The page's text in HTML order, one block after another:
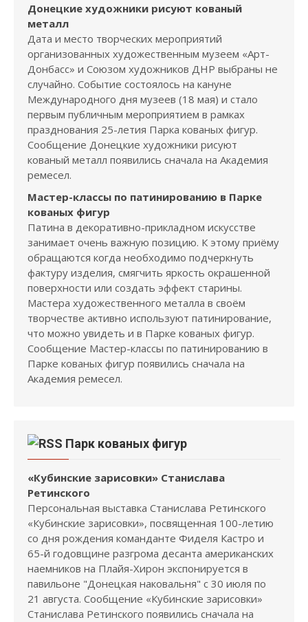
Донецкие художники рисуют кованый
металл
Дата и место творческих мероприятий
организованных художественным музеем «Арт-
Донбасс» и Союзом художников ДНР выбраны не
случайно. Событие состоялось на кануне
Международного дня музеев (18 мая) и стало
первым публичным мероприятием в рамках
празднования 25-летия Парка кованых фигур.
Сообщение Донецкие художники рисуют
кованый металл появились сначала на Академия
ремесел.
Мастер-классы по патинированию в Парке
кованых фигур
Патина в декоративно-прикладном искусстве
занимает очень важную позицию. К этому приёму
обращаются когда необходимо подчеркнуть
фактуру изделия, смягчить яркость окрашенной
поверхности или создать эффект старины.
Мастера художественного металла в своём
творчестве активно используют патинирование,
что можно увидеть и в Парке кованых фигур.
Сообщение Мастер-классы по патинированию в
Парке кованых фигур появились сначала на
Академия ремесел.
Парк кованых фигур
«Кубинские зарисовки» Станислава
Ретинского
Персональная выставка Станислава Ретинского
«Кубинские зарисовки», посвященная 100-летию
со дня рождения команданте Фиделя Кастро и
65-й годовщине разгрома десанта американских
наемников на Плайя-Хирон экспонируется в
павильоне "Донецкая наковальня" с 30 июля по
21 августа. Сообщение «Кубинские зарисовки»
Станислава Ретинского появились сначала на